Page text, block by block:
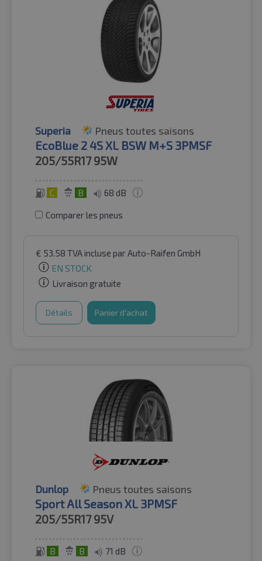
Superia Pneus toutes saisons
EcoBlue 2 4S XL BSW M+S 3PMSF
205/55R17 95W
C B 68 dB
Comparer les pneus
€ 53.58 TVA incluse par Auto-Raifen GmbH
EN STOCK
Livraison gratuite
Détails Panier d'achat
Dunlop Pneus toutes saisons
Sport All Season XL 3PMSF
205/55R17 95V
B B 71 dB